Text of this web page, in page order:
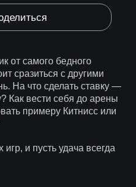
от самого бедного
сразиться с другими
На что сделать ставку —
Как вести себя до арены
примеру Китнисс или
и пусть удача всегда